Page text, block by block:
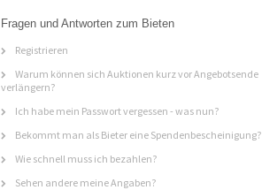
Fragen und Antworten zum Bieten
Registrieren
Warum können sich Auktionen kurz vor Angebotsende
verlängern?
Ich habe mein Passwort vergessen - was nun?
Bekommt man als Bieter eine Spendenbescheinigung?
Wie schnell muss ich bezahlen?
Sehen andere meine Angaben?